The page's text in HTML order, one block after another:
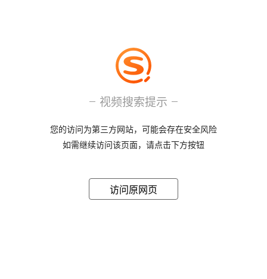
视频搜索提示
您的访问为第三方网站，可能会存在安全风险
如需继续访问该页面，请点击下方按钮
访问原网页